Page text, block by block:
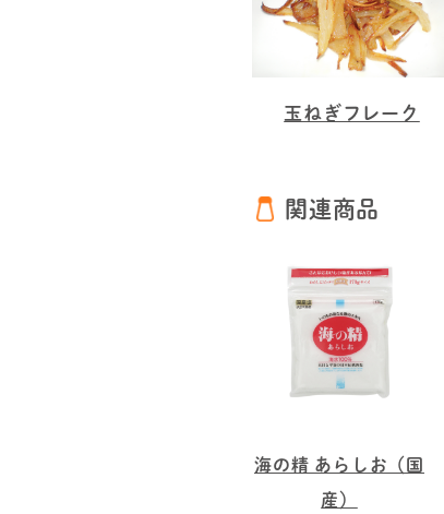
玉ねぎフレーク
関連商品
海の精 あらしお（国
産）